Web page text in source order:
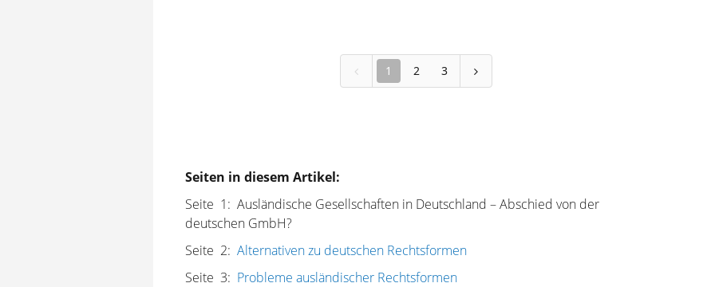
1 2 3
Seiten in diesem Artikel:
Seite 1: Ausländische Gesellschaften in Deutschland – Abschied von der
deutschen GmbH?
Seite 2: Alternativen zu deutschen Rechtsformen
Seite 3: Probleme ausländischer Rechtsformen